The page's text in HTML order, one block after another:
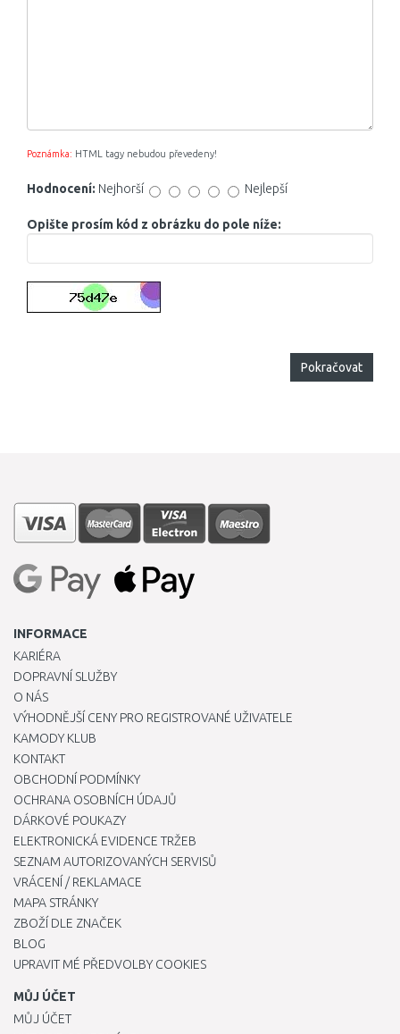
Poznámka: HTML tagy nebudou převedeny!
Hodnocení: Nejhorší Nejlepší
Opište prosím kód z obrázku do pole níže:
Pokračovat
INFORMACE
KARIÉRA
DOPRAVNÍ SLUŽBY
O NÁS
VÝHODNĚJŠÍ CENY PRO REGISTROVANÉ UŽIVATELE
KAMODY KLUB
KONTAKT
OBCHODNÍ PODMÍNKY
OCHRANA OSOBNÍCH ÚDAJŮ
DÁRKOVÉ POUKAZY
ELEKTRONICKÁ EVIDENCE TRŽEB
SEZNAM AUTORIZOVANÝCH SERVISŮ
VRÁCENÍ / REKLAMACE
MAPA STRÁNKY
ZBOŽÍ DLE ZNAČEK
BLOG
UPRAVIT MÉ PŘEDVOLBY COOKIES
MŮJ ÚČET
MŮJ ÚČET